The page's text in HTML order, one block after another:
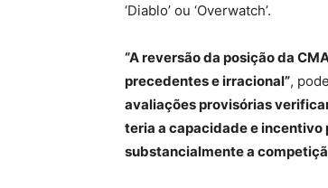
‘Diablo’ ou ‘Overwatch’.
“A reversão da posição da
precedentes e irracional”,
avaliações provisórias
teria a capacidade e
substancialmente a